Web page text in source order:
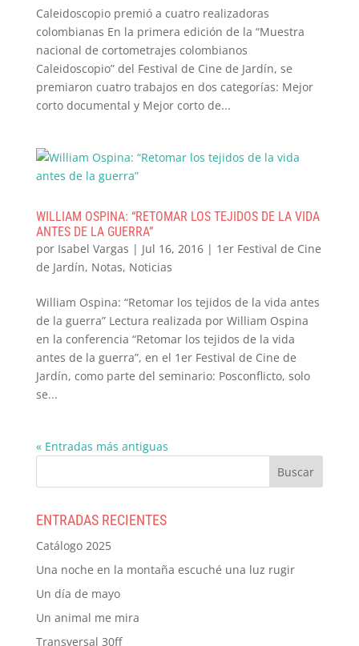
Caleidoscopio premió a cuatro realizadoras
colombianas En la primera edición de la “Muestra
nacional de cortometrajes colombianos
Caleidoscopio” del Festival de Cine de Jardín, se
premiaron cuatro trabajos en dos categorías: Mejor
corto documental y Mejor corto de...
WILLIAM OSPINA: “RETOMAR LOS TEJIDOS DE LA VIDA
ANTES DE LA GUERRA”
por Isabel Vargas | Jul 16, 2016| 1er Festival de Cine
de Jardín, Notas, Noticias
William Ospina: “Retomar los tejidos de la vida antes
de la guerra” Lectura realizada por William Ospina
en la conferencia “Retomar los tejidos de la vida
antes de la guerra”, en el 1er Festival de Cine de
Jardín, como parte del seminario: Posconflicto, solo
se...
« Entradas más antiguas
ENTRADAS RECIENTES
Catálogo 2025
Una noche en la montaña escuché una luz rugir
Un día de mayo
Un animal me mira
Transversal 30ff